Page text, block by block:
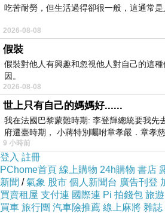
吃苦耐勞，但生活過得卻很一般，這通常是
2026-08-08
假裝
假裝對他人有興趣和忽視他人對自己的這
因。
2026-08-08
世上只有自己的媽媽好......
我在法國巴黎蒙難時期: 李登輝總統要我
府遷臺時期， 小蔣特別囑咐章孝嚴．章孝
9 小時前
登入 註冊
PChome首頁 線上購物 24h購物 書店
新聞 /氣象 股市 個人新聞台 廣告刊登
買賣租屋 支付連 國際連 Pi 拍錢包 旅遊
買車 旅行團 汽車險推薦 線上麻將 雜誌